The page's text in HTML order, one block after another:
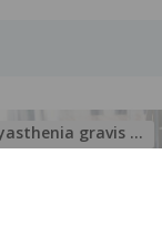
Myasthenia gravis – vše, co...